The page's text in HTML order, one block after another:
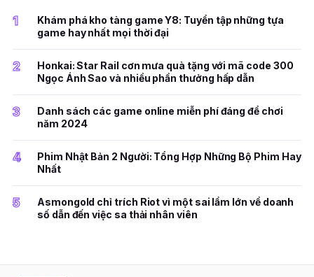
1
Khám phá kho tàng game Y8: Tuyển tập những tựa
game hay nhất mọi thời đại
2
Honkai: Star Rail cơn mưa quà tặng với mã code 300
Ngọc Ánh Sao và nhiều phần thưởng hấp dẫn
3
Danh sách các game online miễn phí đáng để chơi
năm 2024
4
Phim Nhật Bản 2 Người: Tổng Hợp Những Bộ Phim Hay
Nhất
5
Asmongold chỉ trích Riot vì một sai lầm lớn về doanh
số dẫn đến việc sa thải nhân viên